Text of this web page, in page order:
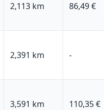
2,113 km 86,49 €
2,391 km -
3,591 km 110,35 €